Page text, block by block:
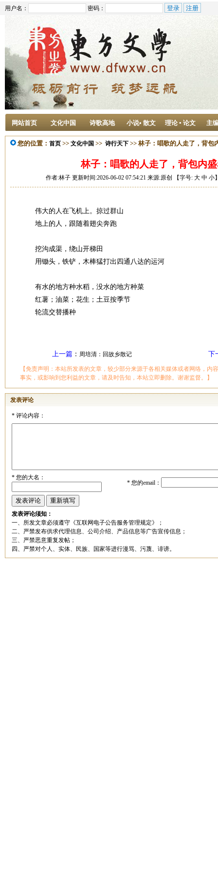
用户名： 密码：
网站首页 文化中国 诗歌高地 小说• 散文 理论 ▪ 论文 主
您的位置： 首页 >> 文化中国 >> 诗行天下 >> 林子：唱歌的人走了，背包
林子：唱歌的人走了，背包内
作者:林子 更新时间:2026-06-02 07:54:21 来源:原创 【字号: 大 中 小
伟大的人在飞机上。掠过群山
地上的人，跟随着翅尖奔跑
挖沟成渠，绕山开梯田
用锄头，铁铲，木棒猛打出四通八达的运河
有水的地方种水稻，没水的地方种菜
红薯；油菜；花生；土豆按季节
轮流交替播种
上一篇： 周培清：回故乡散记 下
【免责声明：本站所发表的文章，较少部分来源于各相关媒体或者网络，内
事实，或影响到您利益的文章，请及时告知，本站立即删除。谢谢监督。】
发表评论
*评论内容：
*您的大名：
*您的email：
发表评论须知：
一、所发文章必须遵守《互联网电子公告服务管理规定》；
二、严禁发布供求代理信息、公司介绍、产品信息等广告宣传信息；
三、严禁恶意重复发帖；
四、严禁对个人、实体、民族、国家等进行漫骂、污蔑、诽谤。